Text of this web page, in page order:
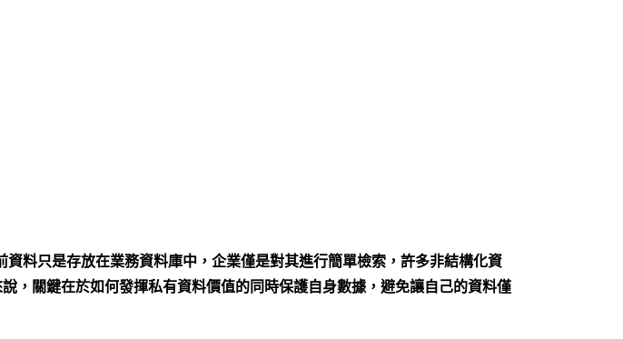
資料只是存放在業務資料庫中，企業僅是對其進行簡單檢索，許多非結構化資
，關鍵在於如何發揮私有資料價值的同時保護自身數據，避免讓自己的資料僅